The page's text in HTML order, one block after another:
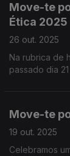
Move-te
Ética 2025
26 out. 2025
Na rubrica de
passado dia
Move-te
19 out. 2025
Celebramos